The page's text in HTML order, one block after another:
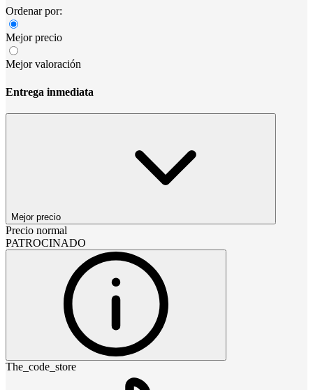
Ordenar por:
Mejor precio
Mejor valoración
Entrega inmediata
Mejor precio
Precio normal
PATROCINADO
The_code_store